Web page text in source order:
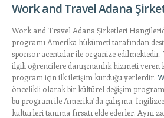
Work and Travel Adana
Work and Travel Adana Şirketleri
programı Amerika hükümeti tarafından
sponsor acentalar ile organize edilmektedir.
ilgili öğrencilere danışmanlık hizmeti
program için ilk iletişim kurduğu yerlerdir.
öncelikli olarak bir kültürel değişim
bu program ile Amerika’da çalışma,
kültürleri tanıma fırsatı elde ederler. Aynı